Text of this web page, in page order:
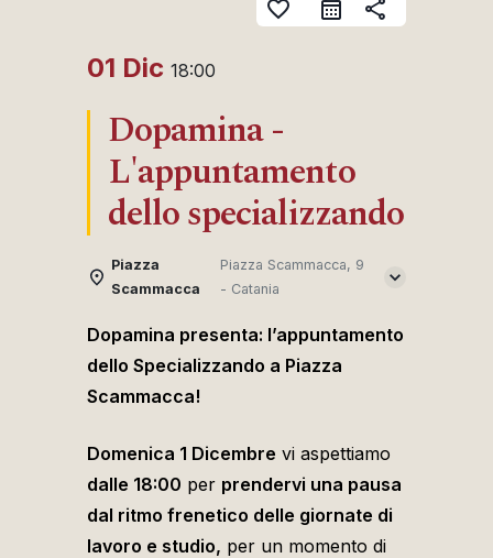
favorite_border share
01 Dic 18:00
Dopamina -
L'appuntamento
dello specializzando
Piazza
Scammacca
Piazza Scammacca, 9
- Catania
Dopamina presenta: l’appuntamento
dello Specializzando a Piazza
Scammacca!
Domenica 1 Dicembre vi aspettiamo
dalle 18:00 per prendervi una pausa
dal ritmo frenetico delle giornate di
lavoro e studio, per un momento di